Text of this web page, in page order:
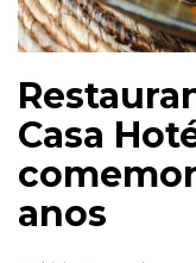
Casa
anos